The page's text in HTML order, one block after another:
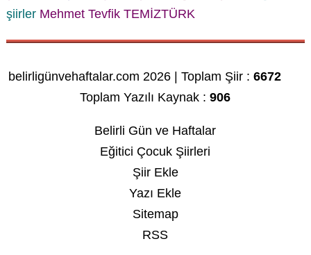
şiirler Mehmet Tevfik TEMİZTÜRK
belirligünvehaftalar.com 2026 | Toplam Şiir :6672
Toplam Yazılı Kaynak :906
Belirli Gün ve Haftalar
Eğitici Çocuk Şiirleri
Şiir Ekle
Yazı Ekle
Sitemap
RSS